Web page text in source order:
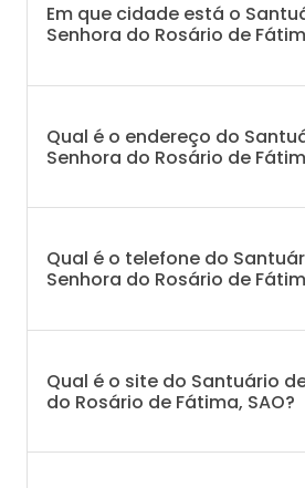
Em que cidade está o
Senhora do Rosário de
Qual é o endereço do
Senhora do Rosário de
Qual é o telefone do
Senhora do Rosário de
Qual é o site do Santuário
do Rosário de Fátima, SAO?